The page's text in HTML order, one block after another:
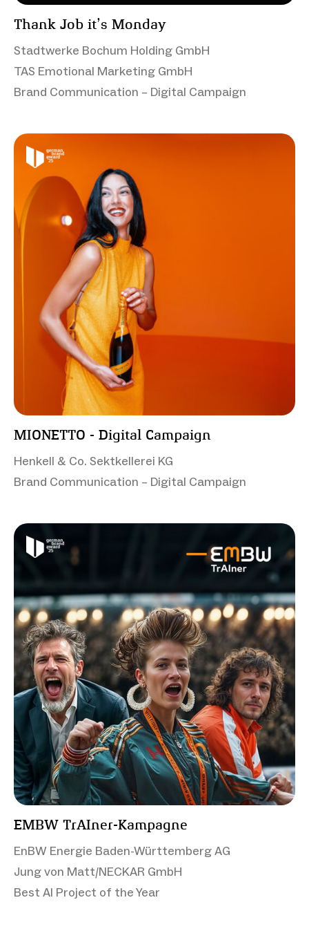
Thank Job it’s Monday
Stadtwerke Bochum Holding GmbH
TAS Emotional Marketing GmbH
Brand Communication – Digital Campaign
MIONETTO - Digital Campaign
Henkell & Co. Sektkellerei KG
Brand Communication – Digital Campaign
EMBW TrAIner-Kampagne
EnBW Energie Baden-Württemberg AG
Jung von Matt/NECKAR GmbH
Best AI Project of the Year